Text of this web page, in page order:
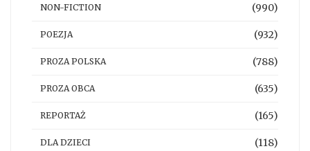
NON-FICTION (990)
POEZJA (932)
PROZA POLSKA (788)
PROZA OBCA (635)
REPORTAŻ (165)
DLA DZIECI (118)